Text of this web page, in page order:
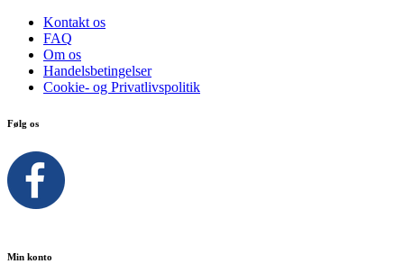
Kontakt os
FAQ
Om os
Handelsbetingelser
Cookie- og Privatlivspolitik
Følg os
Min konto